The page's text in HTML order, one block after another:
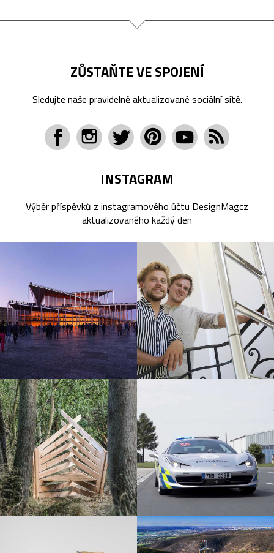
ZŮSTAŇTE VE SPOJENÍ
Sledujte naše pravidelně aktualizované sociální sítě.
INSTAGRAM
Výběr příspěvků z instagramového účtu DesignMagcz
aktualizovaného každý den